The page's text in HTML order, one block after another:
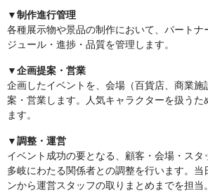
▼制作進行管理
各種展示物や景品の制作において、パートナ
ジュール・進捗・品質を管理します。
▼企画提案・営業
企画したイベントを、会場（百貨店、商業施
案・営業します。人気キャラクターを扱うた
ます。
▼調整・運営
イベント成功の要となる、顧客・会場・スタ
多岐にわたる関係者との調整を行います。当
ンから運営スタッフの取りまとめまでを担当